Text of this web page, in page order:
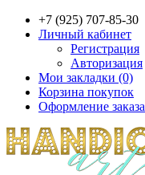
+7 (925) 707-85-30
Личный кабинет
Регистрация
Авторизация
Мои закладки (0)
Корзина покупок
Оформление заказа